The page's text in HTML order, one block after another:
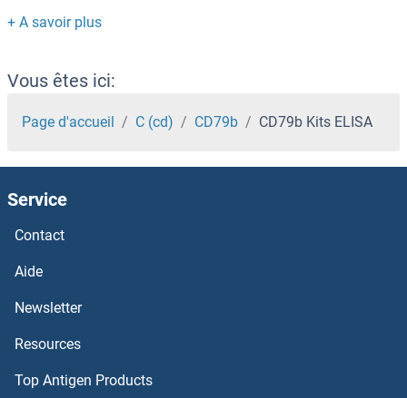
CD63 Kits ELISA
CD6 Kits ELISA
CD5L Kits ELISA
CD59a Kits ELISA
CD59 Kits ELISA
CD57 Kits ELISA
CD56 Kits ELISA
CD55 Kits ELISA
Vous êtes ici:
Page d'accueil C (cd) CD79b CD79b Kits ELISA
Service
Contact
Aide
Newsletter
Resources
Top Antigen Products